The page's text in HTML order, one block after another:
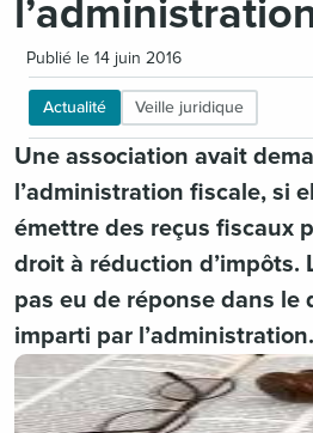
Publié le 14 juin 2016
Actualité Veille juridique
Une association avait
l’administration fiscale, si
émettre des reçus fiscaux
droit à réduction d’impôts.
pas eu de réponse dans le
imparti par l’administration.